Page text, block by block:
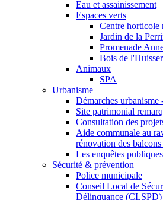
Eau et assainissement
Espaces verts
Centre horticole
Jardin de la
Promenade
Bois de
Animaux
SPA
Urbanisme
Démarches urbanisme
Site patrimonial
Consultation des
Aide communale au
rénovation des
Les enquêtes publiques
Sécurité & prévention
Police municipale
Conseil Local de
Délinquance (CLSPD)